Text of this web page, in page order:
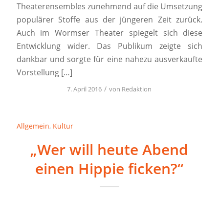
Theaterensembles zunehmend auf die Umsetzung
populärer Stoffe aus der jüngeren Zeit zurück.
Auch im Wormser Theater spiegelt sich diese
Entwicklung wider. Das Publikum zeigte sich
dankbar und sorgte für eine nahezu ausverkaufte
Vorstellung […]
7. April 2016 / von Redaktion
Allgemein, Kultur
„Wer will heute Abend
einen Hippie ficken?“